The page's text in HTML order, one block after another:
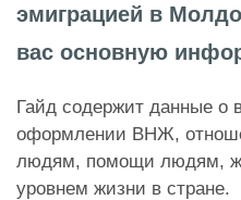
эмиграцией в
вас основную
Гайд содержит данные о
оформлении ВНЖ,
людям, помощи людям,
уровнем жизни в стране.